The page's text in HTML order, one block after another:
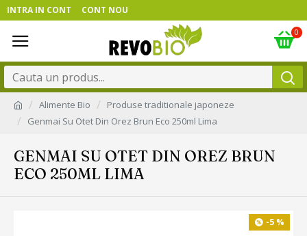
INTRA IN CONT CONT NOU
0
Alimente Bio
Produse traditionale japoneze
Genmai Su Otet Din Orez Brun Eco 250ml Lima
GENMAI SU OTET DIN OREZ BRUN
ECO 250ML LIMA
-5 %